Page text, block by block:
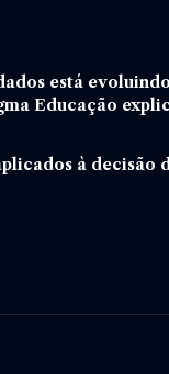
está
Educação
à decisão